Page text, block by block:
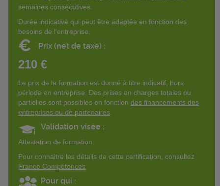
semaines consécutives.
Durée indicative qui peut être adaptée en fonction des
besoins de l'entreprise.
€ Prix (net de taxe) :
210 €
Le prix de la formation est donné à titre indicatif, hors
période en entreprise. Des prises en charges totales ou
partielles sont possibles en fonction des financements des
entreprises ou de partenaires
Validation visée :
Attestation de formation
Pour connaitre les détails de cette certification, consultez
France Compétences
Pour qui :